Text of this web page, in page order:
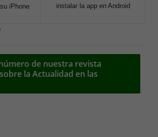
iPhone
instalar la app en Android
de nuestra revista
la Actualidad en las